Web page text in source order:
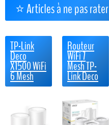
⭐ Articles à ne pas
TP-Link
Deco
X1500 WiFi
6 Mesh
Routeur
WiFi 7
Mesh TP-
Link Deco